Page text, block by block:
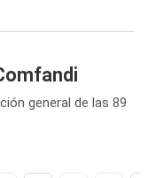
general de las 89